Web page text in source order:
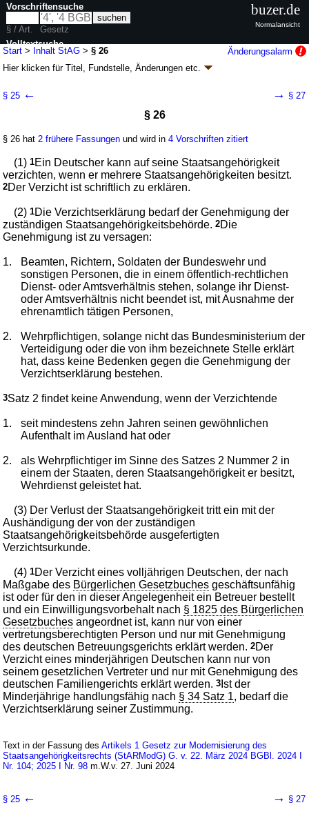
Start > Inhalt StAG >§ 26
Änderungsalarm
Hier klicken fürTitel, Fundstelle, Änderungen etc.
30 weitere Fassungen | wird in 100 Vorschriften zitiert
§ 25 ← → § 27
§ 26
§ 26 hat 2 frühere Fassungen und wird in4 Vorschriften zitiert
(1)1Ein Deutscher kann auf seine Staatsangehörigkeit
verzichten, wenn er mehrere Staatsangehörigkeiten besitzt.
2Der Verzicht ist schriftlich zu erklären.
(2)1Die Verzichtserklärung bedarf der Genehmigung der
zuständigen Staatsangehörigkeitsbehörde.2Die
Genehmigung ist zu versagen:
1.
Beamten, Richtern, Soldaten der Bundeswehr und
sonstigen Personen, die in einem öffentlich-rechtlichen
Dienst- oder Amtsverhältnis stehen, solange ihr Dienst-
oder Amtsverhältnis nicht beendet ist, mit Ausnahme der
ehrenamtlich tätigen Personen,
2.
Wehrpflichtigen, solange nicht das Bundesministerium der
Verteidigung oder die von ihm bezeichnete Stelle erklärt
hat, dass keine Bedenken gegen die Genehmigung der
Verzichtserklärung bestehen.
3Satz 2 findet keine Anwendung, wenn der Verzichtende
1.
seit mindestens zehn Jahren seinen gewöhnlichen
Aufenthalt im Ausland hat oder
2.
als Wehrpflichtiger im Sinne des Satzes 2 Nummer 2 in
einem der Staaten, deren Staatsangehörigkeit er besitzt,
Wehrdienst geleistet hat.
(3) Der Verlust der Staatsangehörigkeit tritt ein mit der
Aushändigung der von der zuständigen
Staatsangehörigkeitsbehörde ausgefertigten
Verzichtsurkunde.
(4)1Der Verzicht eines volljährigen Deutschen, der nach
Maßgabe des Bürgerlichen Gesetzbuches geschäftsunfähig
ist oder für den in dieser Angelegenheit ein Betreuer bestellt
und ein Einwilligungsvorbehalt nach § 1825 des Bürgerlichen
Gesetzbuches angeordnet ist, kann nur von einer
vertretungsberechtigten Person und nur mit Genehmigung
des deutschen Betreuungsgerichts erklärt werden.2Der
Verzicht eines minderjährigen Deutschen kann nur von
seinem gesetzlichen Vertreter und nur mit Genehmigung des
deutschen Familiengerichts erklärt werden.3 Ist der
Minderjährige handlungsfähig nach § 34 Satz 1, bedarf die
Verzichtserklärung seiner Zustimmung.
Text in der Fassung desArtikels 1 Gesetz zur Modernisierung des
Staatsangehörigkeitsrechts (StARModG) G. v. 22. März 2024 BGBl. 2024 I
Nr. 104; 2025 I Nr. 98 m.W.v. 27. Juni 2024
§ 25 ← → § 27
Vorschriftensuche
§ / Art.
Gesetz
Volltextsuche
nur in StAG
buzer.de
Normalansicht